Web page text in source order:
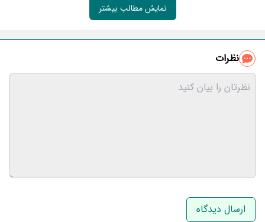
نمایش مطالب بیشتر
نظرات
نام و نام خانوادگی